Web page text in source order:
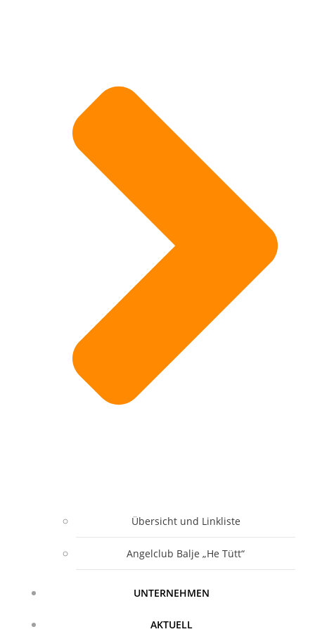
Übersicht und Linkliste
Angelclub Balje „He Tütt“
UNTERNEHMEN
AKTUELL